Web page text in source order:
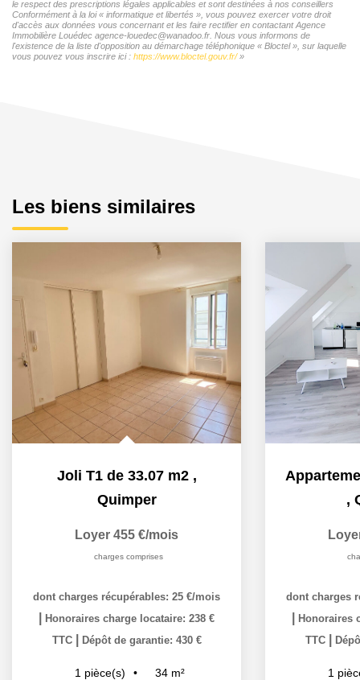
le respect des prescriptions légales applicables et sont destinées à nos conseillers
Conformément à la loi « informatique et libertés », vous pouvez exercer votre droit
d'accès aux données vous concernant et les faire rectifier en contactant Agence
Immobilière Louédec agence-louedec@wanadoo.fr. Nous vous informons de
l'existence de la liste d'opposition au démarchage téléphonique « Bloctel », sur laquelle
vous pouvez vous inscrire ici : https://www.bloctel.gouv.fr/»
Les biens similaires
Joli T1 de 33.07 m2 ,
Quimper
Loyer 455 €/mois
charges comprises
dont charges récupérables: 25 €/mois
Honoraires charge locataire: 238 €
TTC
Dépôt de garantie: 430 €
1 pièce(s) 34 m²
,
dont charges
Honoraires
TTC
1